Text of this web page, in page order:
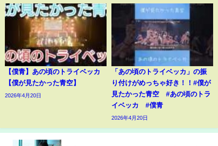
【僕青】あの頃のトライベッカ
【僕が見たかった青空】
2026年4月20日
「あの頃のトライベッカ」の振
り付けがめっちゃ好き！！#僕が
見たかった青空 #あの頃のトラ
イベッカ #僕青
2026年4月20日